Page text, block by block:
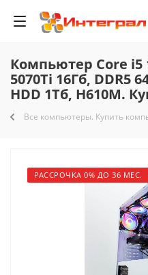
Компьютер Core i5
5070Ti 16Гб, DDR5
HDD 1Тб, H610M.
Все компьютеры. Купить
РАССРОЧКА 0% ДО 36 МЕС.